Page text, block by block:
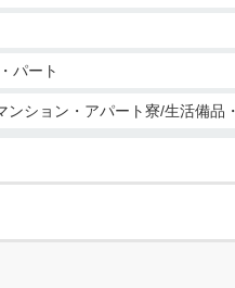
パート
ンション・アパート寮/生活備品